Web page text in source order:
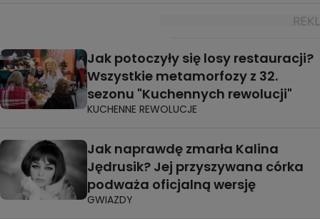
Jak potoczyły się losy restauracji?
Wszystkie metamorfozy z 32.
sezonu "Kuchennych rewolucji"
KUCHENNE REWOLUCJE
Jak naprawdę zmarła Kalina
Jędrusik? Jej przyszywana córka
podważa oficjalną wersję
GWIAZDY